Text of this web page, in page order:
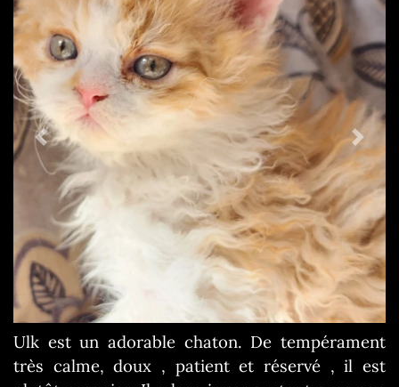
Previous Next
Ulk est un adorable chaton. De tempérament
très calme, doux , patient et réservé , il est